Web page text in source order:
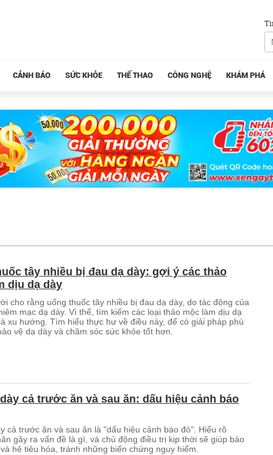
CẢNH BÁO SỨC KHỎE THỂ THAO CÔNG NGHỆ KHÁM PHÁ
tây nhiều bị đau dạ dày: gợi ý các thảo
dịu dạ dày
cho rằng uống thuốc tây nhiều bị đau dạ dày, do tác động của
mạc dạ dày. Vì thế, tìm kiếm các loại thảo mộc làm dịu dạ
xu hướng. Tìm hiểu thực hư về điều này, để có giải pháp phù
vệ dạ dày và chăm sóc sức khỏe tốt hơn.
cả trước ăn và sau ăn: dấu hiệu cảnh báo
cả trước ăn và sau ăn là "dấu hiệu cảnh báo đỏ". Hiểu rõ
gây ra vấn đề là gì, và chủ động điều trị kịp thời sẽ giúp bảo
hệ tiêu hóa, tránh những biến chứng nguy hiểm.